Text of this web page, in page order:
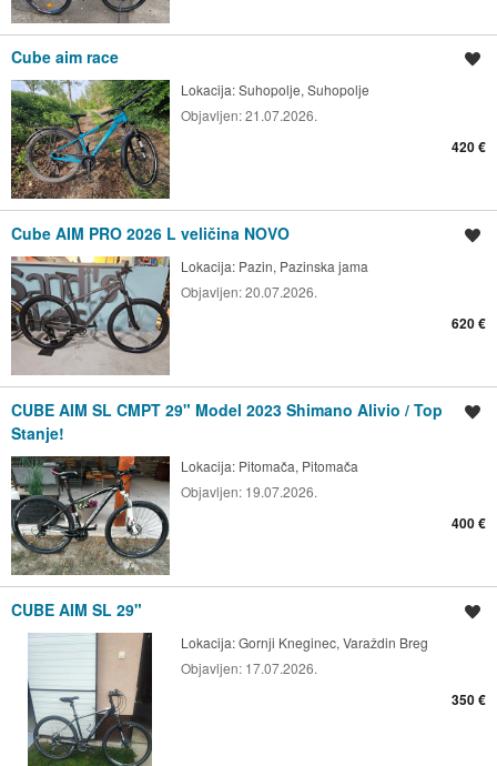
Cube aim race
Lokacija:Suhopolje, Suhopolje
Objavljen:21.07.2026.
420 €
Cube AIM PRO 2026 L veličina NOVO
Lokacija: Pazin, Pazinska jama
Objavljen:20.07.2026.
620 €
CUBE AIM SL CMPT 29" Model 2023 Shimano Alivio / Top
Stanje!
Lokacija: Pitomača, Pitomača
Objavljen: 19.07.2026.
400 €
CUBE AIM SL 29"
Lokacija:Gornji Kneginec, Varaždin Breg
Objavljen: 17.07.2026.
350 €